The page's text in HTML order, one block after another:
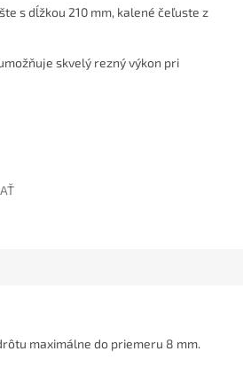
s dĺžkou 210 mm, kalené čeľuste z
skvelý rezný výkon pri
maximálne do priemeru 8 mm.